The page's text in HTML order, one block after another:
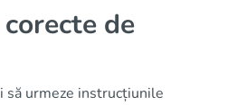
de
să urmeze instrucțiunile